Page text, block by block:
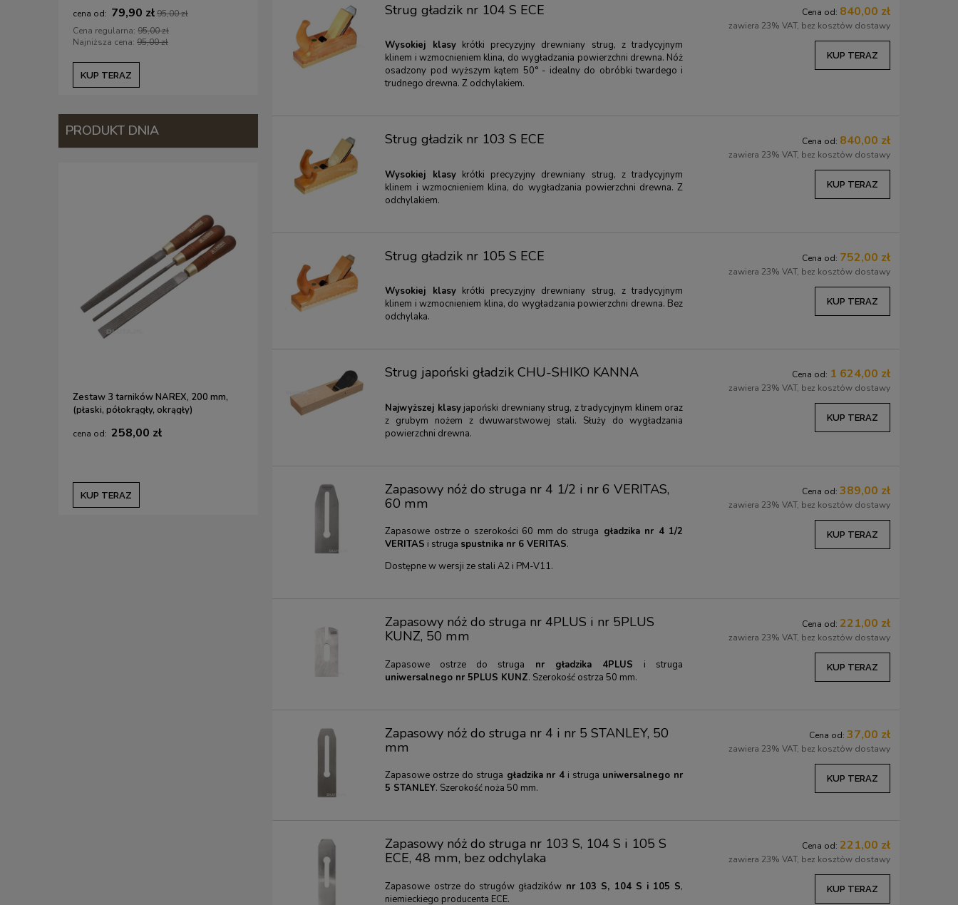
79,90 zł95,00 zł
Cena regularna: 95,00 zł
Najniższa cena: 95,00 zł
KUP TERAZ
18,90 zł
21,00 zł
Cena regularna: 21,00 zł
Najniższa cena: 21,00 zł
1 499,00 zł
Najniższa cena: 1 571,00 zł
KUP TERAZ
Cena regularna:258,00 zł
Najniższa cena:
KUP TERAZ
Cena regularna:
Najniższa cena:
PRODUKT DNIA
Zestaw 3 tarników NAREX, 200 mm,
(płaski, półokrągły, okrągły)
258,00 zł
KUP TERAZ
Strug gładzik nr 104 S ECE
Wysokiej klasykrótki precyzyjny drewniany strug, z tradycyjnym
klinem i wzmocnieniem klina, do wygładzania powierzchni drewna. Nóż
osadzony pod wyższym kątem 50° - idealny do obróbki twardego i
trudnego drewna. Z odchylakiem.
Cena od: 840,00 zł
zawiera 23% VAT, bez kosztów dostawy
KUP TERAZ
Strug gładzik nr 103 S ECE
Wysokiej klasykrótki precyzyjny drewniany strug, z tradycyjnym
klinem i wzmocnieniem klina, do wygładzania powierzchni drewna. Z
odchylakiem.
Cena od: 840,00 zł
zawiera 23% VAT, bez kosztów dostawy
KUP TERAZ
Strug gładzik nr 105 S ECE
Wysokiej klasykrótki precyzyjny drewniany strug, z tradycyjnym
klinem i wzmocnieniem klina, do wygładzania powierzchni drewna. Bez
odchylaka.
Cena od: 752,00 zł
zawiera 23% VAT, bez kosztów dostawy
KUP TERAZ
Strug japoński gładzik CHU-SHIKO KANNA
Najwyższej klasyjapoński drewniany strug, z tradycyjnym klinem oraz
z grubym nożem z dwuwarstwowej stali. Służy do wygładzania
powierzchni drewna.
Cena od: 1 624,00 zł
zawiera 23% VAT, bez kosztów dostawy
KUP TERAZ
Zapasowy nóż do struga nr 4 1/2 i nr 6 VERITAS,
60 mm
Zapasowe ostrze o szerokości 60 mm do struga gładzika nr 4 1/2
VERITAS i struga spustnika nr 6 VERITAS.
Dostępne w wersji ze stali A2 i PM-V11.
Cena od: 389,00 zł
zawiera 23% VAT, bez kosztów dostawy
KUP TERAZ
Zapasowy nóż do struga nr 4PLUS i nr 5PLUS
KUNZ, 50 mm
Zapasowe ostrze do struga nr gładzika 4PLUS i struga
uniwersalnego nr 5PLUS KUNZ. Szerokość ostrza 50 mm.
Cena od: 221,00 zł
zawiera 23% VAT, bez kosztów dostawy
KUP TERAZ
Zapasowy nóż do struga nr 4 i nr 5 STANLEY, 50
mm
Zapasowe ostrze do struga gładzika nr 4 i struga uniwersalnego nr
5 STANLEY. Szerokość noża 50 mm.
Cena od: 37,00 zł
zawiera 23% VAT, bez kosztów dostawy
KUP TERAZ
Zapasowy nóż do struga nr 103 S, 104 S i 105 S
ECE, 48 mm, bez odchylaka
Zapasowe ostrze do strugów gładzikównr 103 S, 104 S i 105 S,
niemieckiego producenta ECE.
Cena od: 221,00 zł
zawiera 23% VAT, bez kosztów dostawy
KUP TERAZ